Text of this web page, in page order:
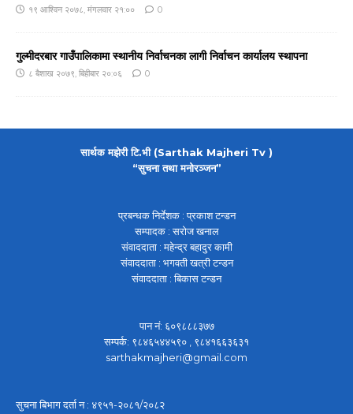
१९ आश्विन २०७८, मंगलवार २१:०० 0
गुल्मीदरबार गाउँपालिकामा स्थानीय निर्वाचनका लागी निर्वाचन कार्यालय स्थापना
८ बैशाख २०७९, बिहीबार २०:०६ 0
सार्थक मझेरी टि.भी (Sarthak Majheri Tv )
“सुचना तथा मनोरञ्जन”
प्रबन्धक निर्देशक : प्रकाश टन्डन
सम्पादक : सरोज खनाल
संवाददाता : महेन्द्र बहादुर कामी
संवाददाता : भगवती खत्री टन्डन
संवाददाता : बिकास टन्डन
पान नं: ६०९८८८३७७
सम्पर्क: ९८४६५४४५९० , ९८४१६६३६३१
sarthakmajheri@gmail.com
सुचना बिभाग दर्ता न : ४९५१-२०८१/२०८२